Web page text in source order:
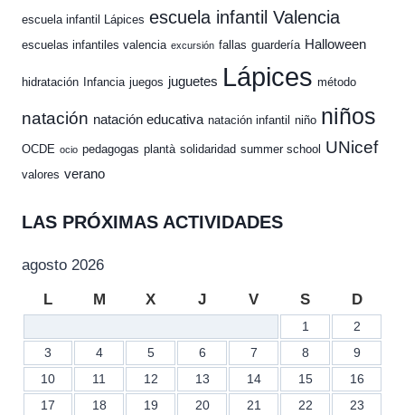
escuela infantil Lápices escuela infantil Valencia
escuelas infantiles valencia excursión fallas guardería Halloween
hidratación Infancia juegos juguetes Lápices método
natación natación educativa natación infantil niño niños
OCDE ocio pedagogas plantà solidaridad summer school UNicef
valores verano
LAS PRÓXIMAS ACTIVIDADES
agosto 2026
L M X J V S D
1
2
3
4 5 6 7 8
9
10
11 12 13 14 15
16
17
18 19 20 21 22
23